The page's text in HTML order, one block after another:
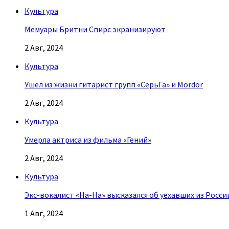
Культура
Мемуары Бритни Спирс экранизируют
2 Авг, 2024
Культура
Ушел из жизни гитарист групп «СерьГа» и Mordor
2 Авг, 2024
Культура
Умерла актриса из фильма «Гений»
2 Авг, 2024
Культура
Экс-вокалист «На-На» высказался об уехавших из
1 Авг, 2024